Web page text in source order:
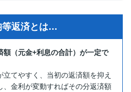
等返済とは…
額（元金+利息の合計）が一定で
てやすく、当初の返済額を抑え
、金利が変動すればその分返済額